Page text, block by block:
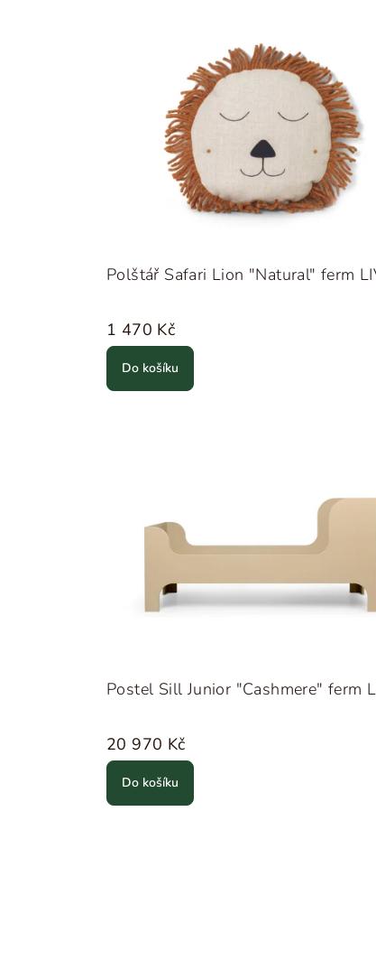
Polštář Safari Lion "Natural" ferm
1 470 Kč
Do košíku
Postel Sill Junior "Cashmere" ferm
20 970 Kč
Do košíku